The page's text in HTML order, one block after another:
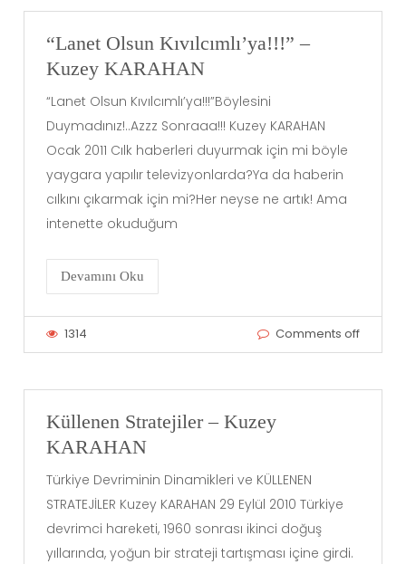
“Lanet Olsun Kıvılcımlı’ya!!!” –
Kuzey KARAHAN
“Lanet Olsun Kıvılcımlı’ya!!!”Böylesini
Duymadınız!..Azzz Sonraaa!!! Kuzey KARAHAN
Ocak 2011 Cılk haberleri duyurmak için mi böyle
yaygara yapılır televizyonlarda?Ya da haberin
cılkını çıkarmak için mi?Her neyse ne artık! Ama
intenette okuduğum
Devamını Oku
1314 Comments off
Küllenen Stratejiler – Kuzey
KARAHAN
Türkiye Devriminin Dinamikleri ve KÜLLENEN
STRATEJİLER Kuzey KARAHAN 29 Eylül 2010 Türkiye
devrimci hareketi, 1960 sonrası ikinci doğuş
yıllarında, yoğun bir strateji tartışması içine girdi.